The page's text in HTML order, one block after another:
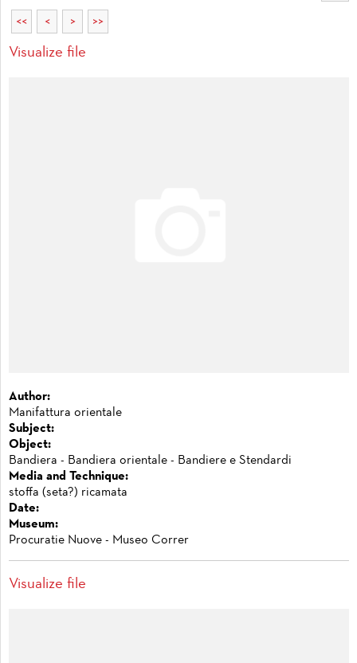
<< < > >>
Visualize file
Author:
Manifattura orientale
Subject:
Object:
Bandiera - Bandiera orientale - Bandiere e Stendardi
Media and Technique:
stoffa (seta?) ricamata
Date:
Museum:
Procuratie Nuove - Museo Correr
Visualize file